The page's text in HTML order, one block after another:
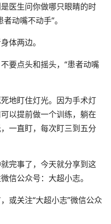
医生问你做哪只眼睛的时
动嘴不动手”。
体两边。
要点头和摇头，“患者动嘴
地盯住灯光。因为手术灯
以提前做一个训练，躺在
一直盯，每次盯三到五分
完事了，今天就分享到这
信公众号：大超小志。
或关注“大超小志”微信公众